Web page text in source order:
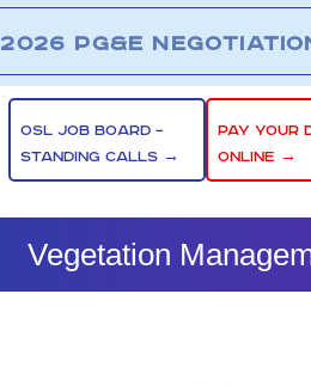
2026 PG&E
OSL JOB BOARD –
STANDING CALLS →
PAY YOUR
ONLINE →
Vegetation